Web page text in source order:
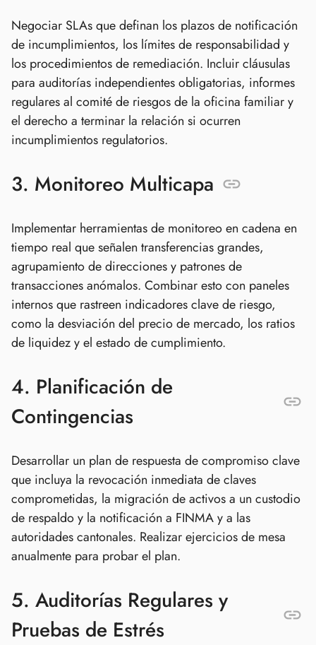
Negociar SLAs que definan los plazos de notificación
de incumplimientos, los límites de responsabilidad y
los procedimientos de remediación. Incluir cláusulas
para auditorías independientes obligatorias, informes
regulares al comité de riesgos de la oficina familiar y
el derecho a terminar la relación si ocurren
incumplimientos regulatorios.
3. Monitoreo Multicapa
Implementar herramientas de monitoreo en cadena en
tiempo real que señalen transferencias grandes,
agrupamiento de direcciones y patrones de
transacciones anómalos. Combinar esto con paneles
internos que rastreen indicadores clave de riesgo,
como la desviación del precio de mercado, los ratios
de liquidez y el estado de cumplimiento.
4. Planificación de
Contingencias
Desarrollar un plan de respuesta de compromiso clave
que incluya la revocación inmediata de claves
comprometidas, la migración de activos a un custodio
de respaldo y la notificación a FINMA y a las
autoridades cantonales. Realizar ejercicios de mesa
anualmente para probar el plan.
5. Auditorías Regulares y
Pruebas de Estrés